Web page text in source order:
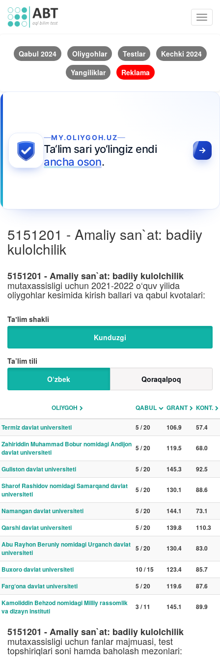
Qabul 2024 Oliygohlar Testlar
Kechki 2024
Yangiliklar
Reklama
MY.OLIYGOH.UZ
Ta‘lim sari yo‘lingiz endi
ancha oson.
5151201 - Amaliy san`at: badiiy
kulolchilik
5151201 - Amaliy san`at: badiiy kulolchilik
mutaxassisligi uchun 2021-2022 o‘quv yilida
oliygohlar kesimida kirish ballari va qabul kvotalari:
Taʼlim shakli
Kunduzgi
Ta’lim tili
O‘zbek
Qoraqalpoq
OLIYGOH QABUL GRANT KONT.
Termiz davlat universiteti 5 / 20 106.9
57.4
Zahiriddin Muhammad Bobur nomidagi Andijon
davlat universiteti
5 / 20 119.5 68.0
Guliston davlat universiteti 5 / 20 145.3
92.5
Sharof Rashidov nomidagi Samarqand davlat
universiteti
5 / 20 130.1 88.6
Namangan davlat universiteti 5 / 20 144.1
73.1
Qarshi davlat universiteti
5 / 20 139.8
110.3
Abu Rayhon Beruniy nomidagi Urganch davlat
universiteti
5 / 20 130.4 83.0
Buxoro davlat universiteti 10 / 15 123.4
85.7
Farg‘ona davlat universiteti
5 / 20 119.6
87.6
Kamoliddin Behzod nomidagi Milliy rassomlik
va dizayn instituti
3 / 11 145.1 89.9
5151201 - Amaliy san`at: badiiy kulolchilik
mutaxassisligi uchun fanlar majmuasi, test
topshiriqlari soni hamda baholash mezonlari: